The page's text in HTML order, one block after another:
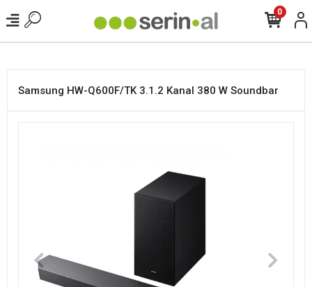
0
Samsung HW-Q600F/TK 3.1.2 Kanal 380 W Soundbar